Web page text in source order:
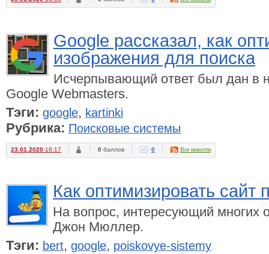
Google рассказал, как
изображения для поиска
Исчерпывающий ответ был дан в
Google Webmasters.
Тэги: google, kartinki
Рубрика: Поисковые системы
23.01.2020 16:17 0 баллов 0 Все новости
Как оптимизировать сайт
На вопрос, интересующий многих
Джон Мюллер.
Тэги: bert, google, poiskovye-sistemy